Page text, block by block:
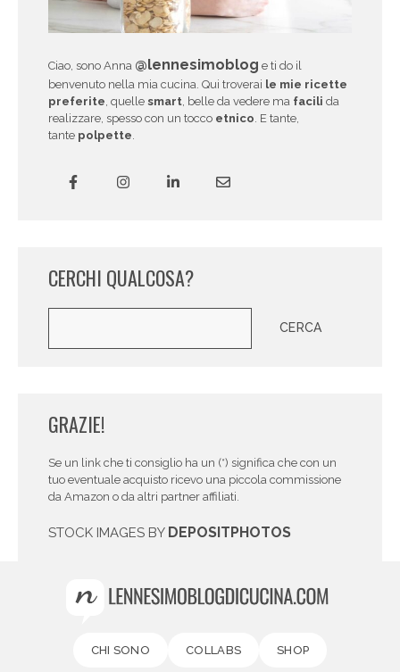
Ciao, sono Anna @lennesimoblog e ti do il
benvenuto nella mia cucina. Qui troverai le mie ricette
preferite, quelle smart, belle da vedere ma facili da
realizzare, spesso con un tocco etnico. E tante,
tante polpette.
CERCHI QUALCOSA?
CERCA
GRAZIE!
Se un link che ti consiglio ha un (*) significa che con un
tuo eventuale acquisto ricevo una piccola commissione
da Amazon o da altri partner affiliati.
STOCK IMAGES BY DEPOSITPHOTOS
CHI SONO COLLABS SHOP